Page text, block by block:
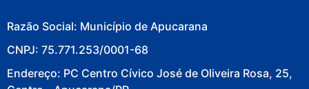
Razão Social: Município de Apucarana
CNPJ: 75.771.253/0001-68
Endereço: PC Centro Cívico José de Oliveira Rosa, 25,